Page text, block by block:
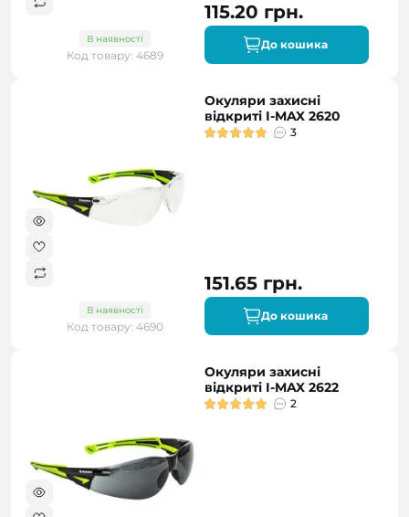
В наявності
Код товару: 4689
115.20 грн.
До кошика
В наявності
Код товару: 4690
Окуляри захисні
відкриті I-MAX 2620
3
151.65 грн.
До кошика
Окуляри захисні
відкриті I-MAX 2622
2